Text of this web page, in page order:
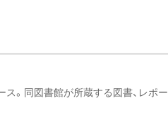
。同図書館が所蔵する図書、レポー